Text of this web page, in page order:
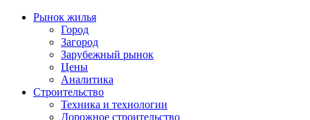
Рынок жилья
Город
Загород
Зарубежный рынок
Цены
Аналитика
Строительство
Техника и технологии
Дорожное строительство